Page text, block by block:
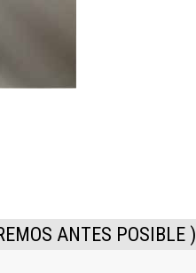
ANTES POSIBLE )